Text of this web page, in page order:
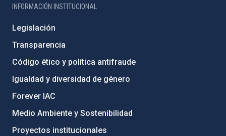
INFORMACIÓN INSTITUCIONAL
Legislación
Transparencia
Código ético y política antifraude
Igualdad y diversidad de género
Forever IAC
Medio Ambiente y Sostenibilidad
Proyectos institucionales